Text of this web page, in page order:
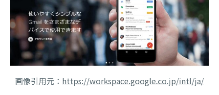
画像引用元： https://workspace.google.co.jp/intl/ja/